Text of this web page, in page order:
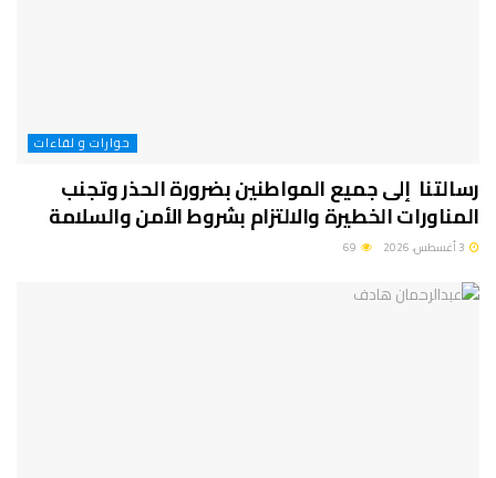
حوارات و لقاءات
رسالتنا إلى جميع المواطنين بضرورة الحذر وتجنب
المناورات الخطيرة والالتزام بشروط الأمن والسلامة